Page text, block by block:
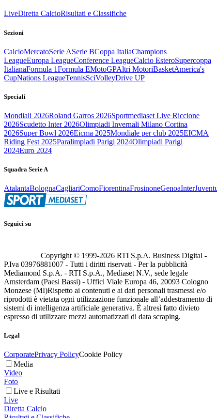
LiveDiretta CalcioRisultati e Classifiche
Sezioni
CalcioMercatoSerie ASerie BCoppa ItaliaChampions
LeagueEuropa LeagueConference LeagueCalcio EsteroSupercoppa
ItalianaFormula 1Formula EMotoGPAltri MotoriBasketAmerica's
CupNations LeagueTennisSciVolleyDrive UP
Speciali
Mondiali 2026Roland Garros 2026Sportmediaset Live Riccione
2026Scudetto Inter 2026Olimpiadi Invernali Milano Cortina
2026Super Bowl 2026Eicma 2025Mondiale per club 2025EICMA
Riding Fest 2025Paralimpiadi Parigi 2024Olimpiadi Parigi
2024Euro 2024
Squadra Serie A
AtalantaBolognaCagliariComoFiorentinaFrosinoneGenoaInter
Seguici su
Copyright © 1999-2026 RTI S.p.A. Business Digital -
P.Iva 03976881007 - Tutti i diritti riservati - Per la pubblicità
Mediamond S.p.A. - RTI S.p.A., Mediaset N.V., sede legale
Amsterdam (Paesi Bassi) - Uffici Viale Europa 46, 20093 Cologno
Monzese (MI)Rispetto ai contenuti e ai dati personali trasmessi e/o
riprodotti è vietata ogni utilizzazione funzionale all’addestramento di
sistemi di intelligenza artificiale generativa. È altresì fatto divieto
espresso di utilizzare mezzi automatizzati di data scraping.
Legal
CorporatePrivacy PolicyCookie Policy
Media
Video
Foto
Live e Risultati
Live
Diretta Calcio